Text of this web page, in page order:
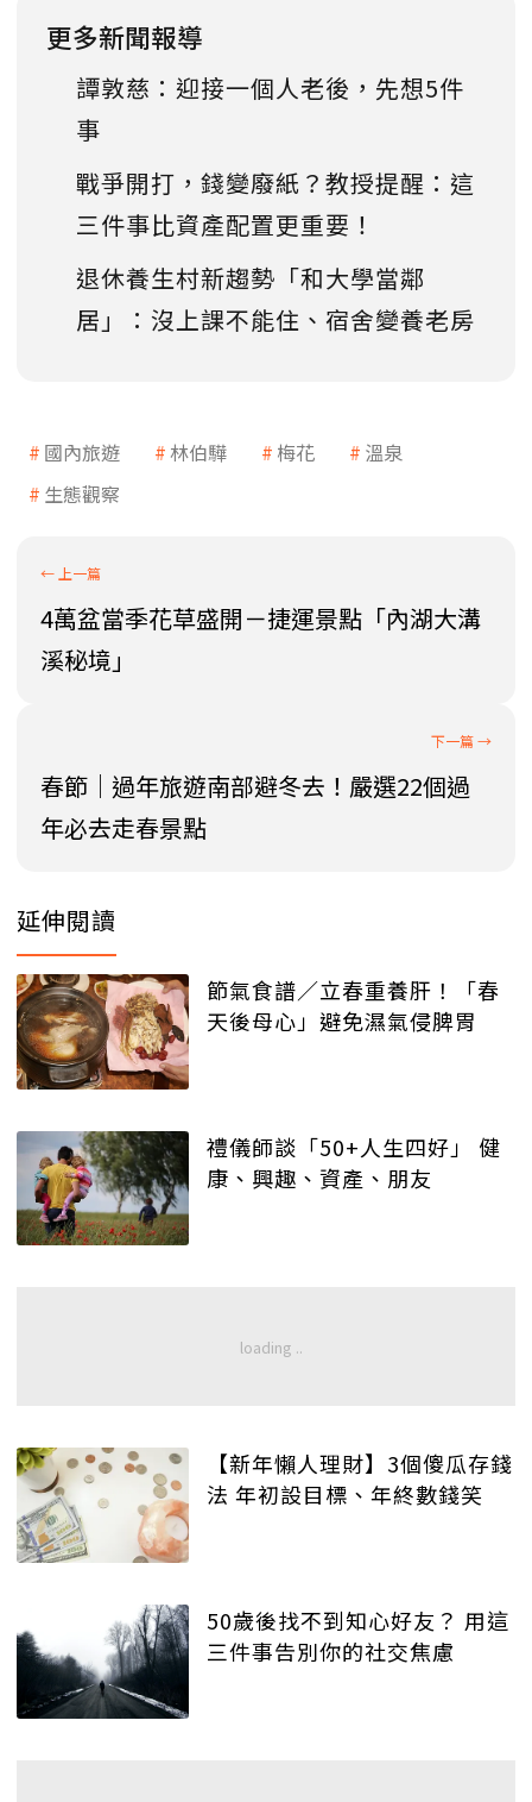
更多新聞報導
譚敦慈：迎接一個人老後，先想5件
事
戰爭開打，錢變廢紙？教授提醒：這
三件事比資產配置更重要！
退休養生村新趨勢「和大學當鄰
居」：沒上課不能住、宿舍變養老房
國內旅遊 林伯驊 梅花
溫泉
生態觀察
4萬盆當季花草盛開－捷運景點「內湖大溝
溪秘境」
春節｜過年旅遊南部避冬去！嚴選22個過
年必去走春景點
延伸閱讀
節氣食譜／立春重養肝！「春
天後母心」避免濕氣侵脾胃
禮儀師談「50+人生四好」 健
康、興趣、資產、朋友
【新年懶人理財】3個傻瓜存錢
法 年初設目標、年終數錢笑
50歲後找不到知心好友？ 用這
三件事告別你的社交焦慮